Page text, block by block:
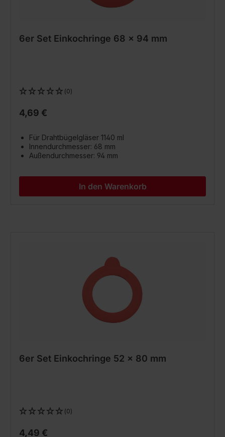
6er Set Einkochringe 68 x 94 mm
(0)
4,69 €
Für Drahtbügelgläser 1140 ml
Innendurchmesser: 68 mm
Außendurchmesser: 94 mm
In den Warenkorb
6er Set Einkochringe 52 x 80 mm
(0)
4,49 €